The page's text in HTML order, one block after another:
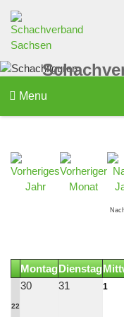
Menu
MontagDienstag
22
30 31 1